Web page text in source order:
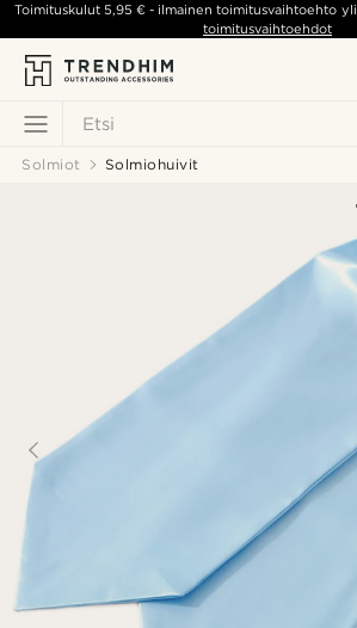
Etsi
Toimituskulut5,95 € - ilmainen toimitusvaihtoehto yli
toimitusvaihtoehdot
Solmiot Solmiohuivit